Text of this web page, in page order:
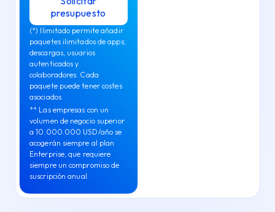
presupuesto
(*) Ilimitado permite añadir
paquetes ilimitados de apps,
descargas, usuarios
autenticados y
colaboradores. Cada
paquete puede tener costes
asociados.
** Las empresas con un
volumen de negocio superior
a 10.000.000 USD/año se
acogerán siempre al plan
Enterprise, que requiere
siempre un compromiso de
suscripción anual.